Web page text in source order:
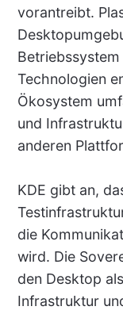
vorantreibt.
Technologien
Ökosystem
und
anderen
KDE gibt an,
die
wird. Die
den Desktop
Infrastruktur